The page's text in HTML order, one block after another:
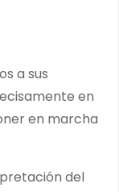
a sus
en
en marcha
del